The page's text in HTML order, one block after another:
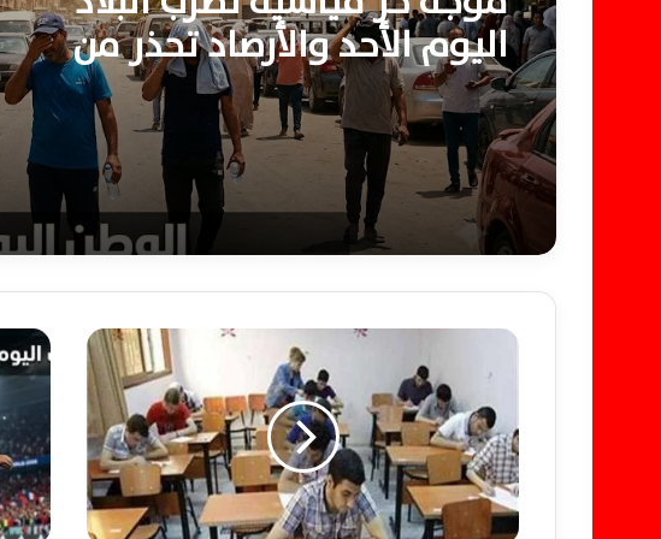
اليوم الأحد والأرصاد تحذر من
محسوسة تصل 46 درجة
«
ع
ل
ي
م
م
ب
ر
ي
ا
ت
ا